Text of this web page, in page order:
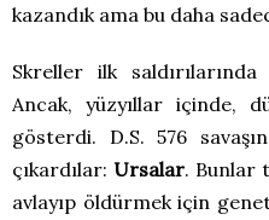
kazandık ama bu daha
Skreller ilk
Ancak, yüzyıllar içinde,
gösterdi. D.S. 576
çıkardılar: Ursalar. Bunlar
avlayıp öldürmek için